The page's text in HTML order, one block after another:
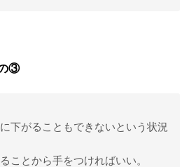
③
下がることもできないという状況
ことから手をつければいい。